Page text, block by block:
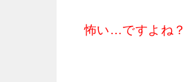
怖い…ですよね？